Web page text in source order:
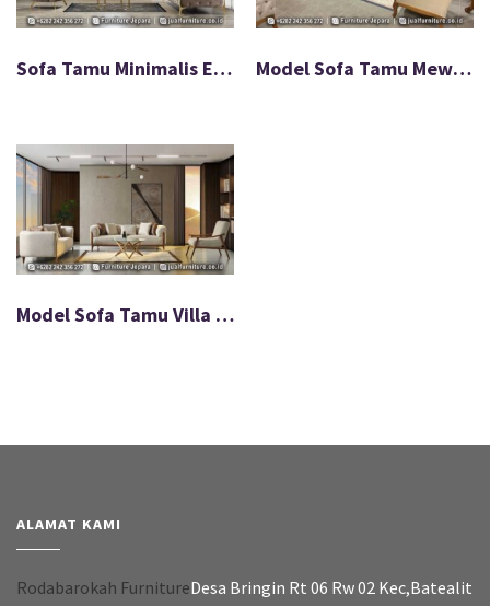
Sofa Tamu Minimalis Ellequeen Stainless Full Smoke FS-032 Model Sofa Tamu Mewah Ukir Jati Solid Upsell FS-031
Model Sofa Tamu Villa Jati Minimalis Natural Furnish FS-018
ALAMAT KAMI
Rodabarokah FurnitureDesa Bringin Rt 06 Rw 02 Kec,Batealit